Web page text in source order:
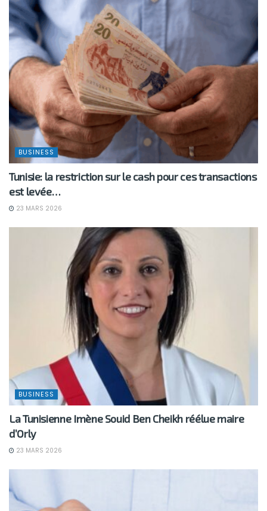
BUSINESS
Tunisie: la restriction sur le cash pour ces transactions
est levée…
23 MARS 2026
BUSINESS
La Tunisienne Imène Souid Ben Cheikh réélue maire
d’Orly
23 MARS 2026